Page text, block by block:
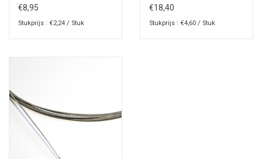
€8,95
Stukprijs : €2,24 / Stuk
€18,40
Stukprijs : €4,60 / Stuk